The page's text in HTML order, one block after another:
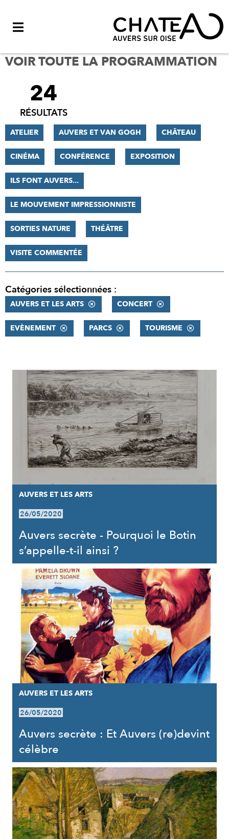
VOIR TOUTE LA PROGRAMMATION
FILTRER
RÉSULTATS
24
RÉSULTATS
ATELIER AUVERS ET VAN GOGH CHÂTEAU
CINÉMA CONFÉRENCE EXPOSITION
ILS FONT AUVERS...
LE MOUVEMENT IMPRESSIONNISTE
SORTIES NATURE THÉÂTRE
VISITE COMMENTÉE
Catégories sélectionnées :
AUVERS ET LES ARTS CONCERT
EVÈNEMENT PARCS TOURISME
RÉSULTATS
AUVERS ET LES ARTS
26/05/2020
Auvers secrète - Pourquoi le Botin
s’appelle-t-il ainsi ?
AUVERS ET LES ARTS
26/05/2020
Auvers secrète : Et Auvers (re)devint
célèbre